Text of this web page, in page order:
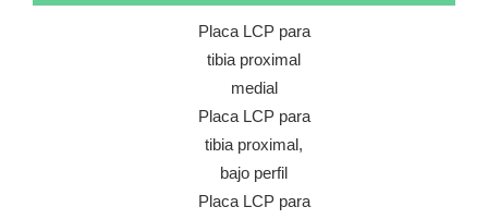
Placa LCP para
tibia proximal
medial
Placa LCP para
tibia proximal,
bajo perfil
Placa LCP para